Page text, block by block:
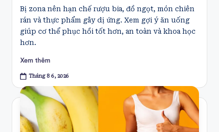
Bị zona nên hạn chế rượu bia, đồ ngọt, món chiên
rán và thực phẩm gây dị ứng. Xem gợi ý ăn uống
giúp cơ thể phục hồi tốt hơn, an toàn và khoa học
hơn.
Xem thêm
Tháng 8 6, 2026